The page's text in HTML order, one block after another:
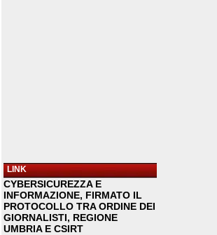
LINK
CYBERSICUREZZA E
INFORMAZIONE, FIRMATO IL
PROTOCOLLO TRA ORDINE DEI
GIORNALISTI, REGIONE
UMBRIA E CSIRT